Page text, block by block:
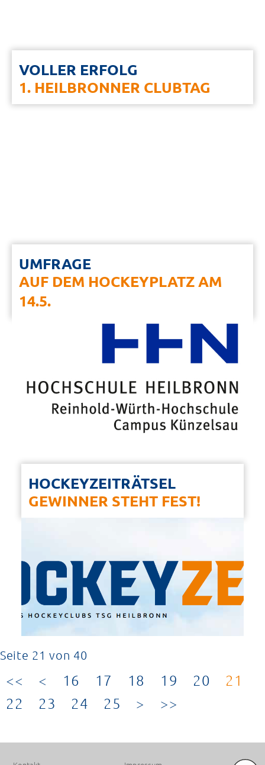
VOLLER ERFOLG
1. HEILBRONNER CLUBTAG
UMFRAGE
AUF DEM HOCKEYPLATZ AM
14.5.
HOCKEYZEITRÄTSEL
GEWINNER STEHT FEST!
Seite 21 von 40
16 17 18 19 20
21
22
23 24 25